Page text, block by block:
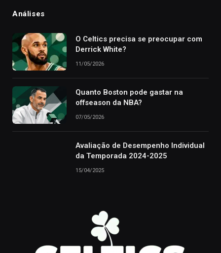
Análises
O Celtics precisa se preocupar com
Derrick White?
11/05/2026
Quanto Boston pode gastar na
offseason da NBA?
07/05/2026
Avaliação de Desempenho Individual
da Temporada 2024-2025
15/04/2025